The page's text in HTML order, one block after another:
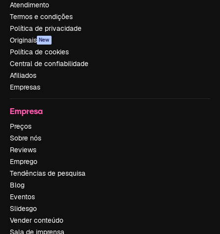
Atendimento
Termos e condições
Política de privacidade
Originais New
Política de cookies
Central de confiabilidade
Afiliados
Empresas
Empresa
Preços
Sobre nós
Reviews
Emprego
Tendências de pesquisa
Blog
Eventos
Slidesgo
Vender conteúdo
Sala de imprensa